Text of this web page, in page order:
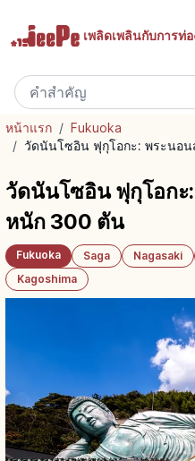
เพลิดเพลินกับการท่
หน้าแรก / Fukuoka
/ วัดนันโซอิน ฟุกุโอกะ: พระนอ
วัดนันโซอิน ฟุกุโอกะ
หนัก 300 ตัน
Fukuoka Saga Nagasaki
Kagoshima